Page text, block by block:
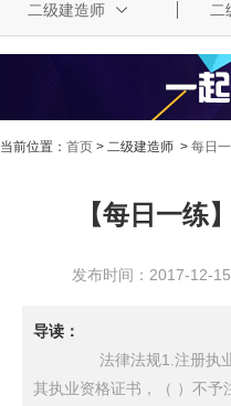
二级建造师
二
当前位置： 首页 > 二级建造师 > 每日
【每日一练
发布时间：2017-12-15
导读：
法律法规1.注册执业
其执业资格证书，（ ）不予